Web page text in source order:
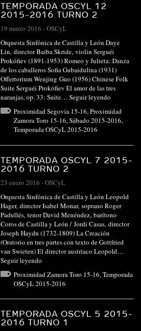
TEMPORADA OSCYL 12
2015-2016 TURNO 2
19 marzo 2016 -OSCyL
Orquesta Sinfónica de Castilla y León Daye
Lin, director Baiba Skride, violín Serguéi
Prokófiev (1891-1953) Romeo y Julieta: Danza
de los caballeros Sofia Gubaidulina (1931)
Offertorium Wenjing Guo (1956) Chinese Folk
Suite Serguéi Prokófiev El amor de las tres
naranjas, op. 33: Suite… Seguir leyendo
Proximidad Segovia 15-16,Proximidad
Zamora Toro 15-16,Sábado 2015-2016,
Temporada OSCyL 2015-2016
TEMPORADA OSCYL 7 2015-
2016 TURNO 2
23 enero 2016 -OSCyL
Orquesta Sinfónica de Castilla y León Leopold
Hager, director Isabel Monar, soprano Roger
Padullés, tenor David Menéndez, barítono
Coros de Castilla y León / Jordi Casas, director
Joseph Haydn (1732-1809) La Creación
(Oratorio en tres partes con texto de Gottfried
van Swieten) El director austriaco Leopold…
Seguir leyendo
Proximidad Zamora Toro 15-16, Temporada
OSCyL 2015-2016
TEMPORADA OSCYL 5 2015-
2016 TURNO 1